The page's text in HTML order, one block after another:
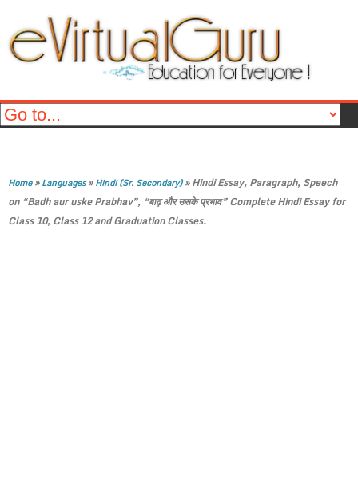
Home»Languages»Hindi (Sr. Secondary)»Hindi Essay, Paragraph, Speech
on “Badh aur uske Prabhav”, “बाढ़ और उसके प्रभाव” Complete Hindi Essay for
Class 10, Class 12 and Graduation Classes.